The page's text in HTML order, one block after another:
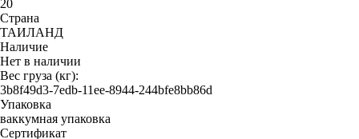
20
Страна
ТАИЛАНД
Наличие
Нет в наличии
Вес груза (кг):
3b8f49d3-7edb-11ee-8944-244bfe8bb86d
Упаковка
ваккумная упаковка
Сертификат